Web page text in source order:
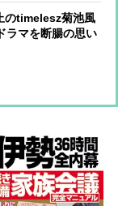
のtimelesz菊池風
ラマを断腸の思い
を二つ返事で引